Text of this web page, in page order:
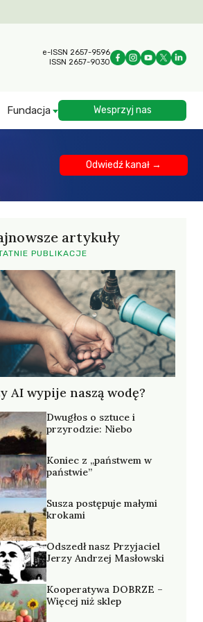
e-ISSN 2657-9596
ISSN 2657-9030
Fundacja Wesprzyj nas
Odwiedź kanał →
artykuły
PUBLIKACJE
AI wypije naszą wodę?
Dwugłos o sztuce i
przyrodzie: Niebo
Koniec z „państwem w
państwie”
Susza postępuje małymi
krokami
Odszedł nasz Przyjaciel
Jerzy Andrzej Masłowski
Kooperatywa DOBRZE –
Więcej niż sklep